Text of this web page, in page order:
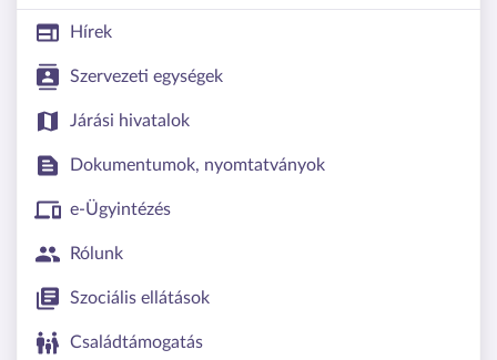
Hírek
Szervezeti egységek
Járási hivatalok
Dokumentumok, nyomtatványok
e-Ügyintézés
Rólunk
Szociális ellátások
Családtámogatás